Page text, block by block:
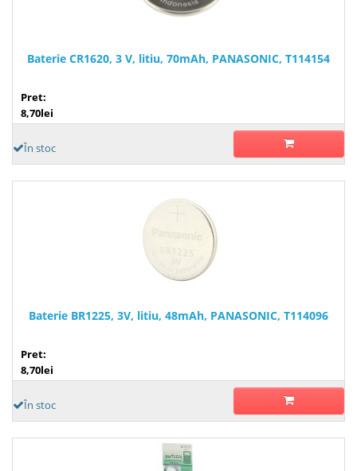
Baterie CR1620, 3 V, litiu, 70mAh, PANASONIC, T114154
Pret:
8,70lei
În stoc
Baterie BR1225, 3V, litiu, 48mAh, PANASONIC, T114096
Pret:
8,70lei
În stoc